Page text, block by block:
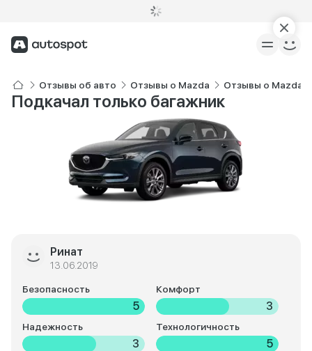
Отзывы об авто Отзывы о Mazda Отзывы о Mazda
Подкачал только багажник
Ринат
13.06.2019
Безопасность
5
Комфорт
3
Надежность
3
Технологичность
5